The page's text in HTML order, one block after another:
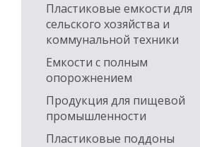
Пластиковые емкости для
сельского хозяйства и
коммунальной техники
Емкости с полным
опорожнением
Продукция для пищевой
промышленности
Пластиковые поддоны